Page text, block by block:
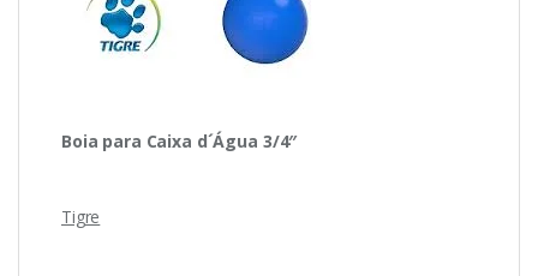
Boia para Caixa d´Água 3/4″
Tigre